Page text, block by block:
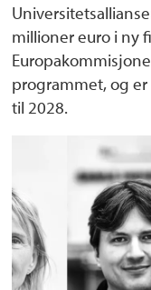
millioner euro i ny
programmet, og
til 2028.